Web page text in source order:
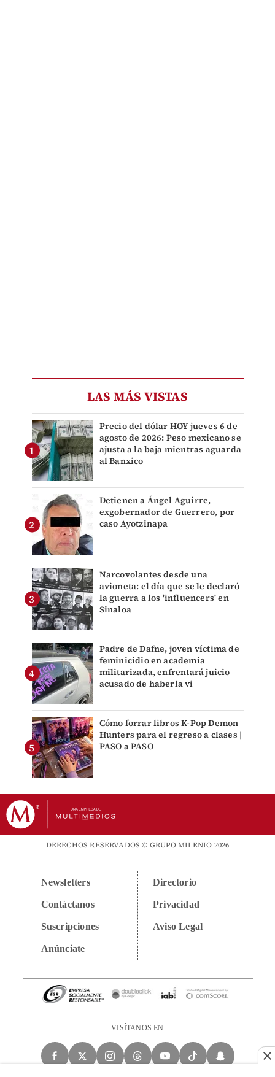
LAS MÁS VISTAS
Precio del dólar HOY jueves 6 de
agosto de 2026: Peso mexicano se
ajusta a la baja mientras aguarda
al Banxico
Detienen a Ángel Aguirre,
exgobernador de Guerrero, por
caso Ayotzinapa
Narcovolantes desde una
avioneta: el día que se le declaró
la guerra a los 'influencers' en
Sinaloa
Padre de Dafne, joven víctima de
feminicidio en academia
militarizada, enfrentará juicio
acusado de haberla vi
Cómo forrar libros K-Pop Demon
Hunters para el regreso a clases |
PASO a PASO
DERECHOS RESERVADOS © GRUPO MILENIO 2026
Newsletters
Contáctanos
Suscripciones
Anúnciate
Directorio
Privacidad
Aviso Legal
VISÍTANOS EN